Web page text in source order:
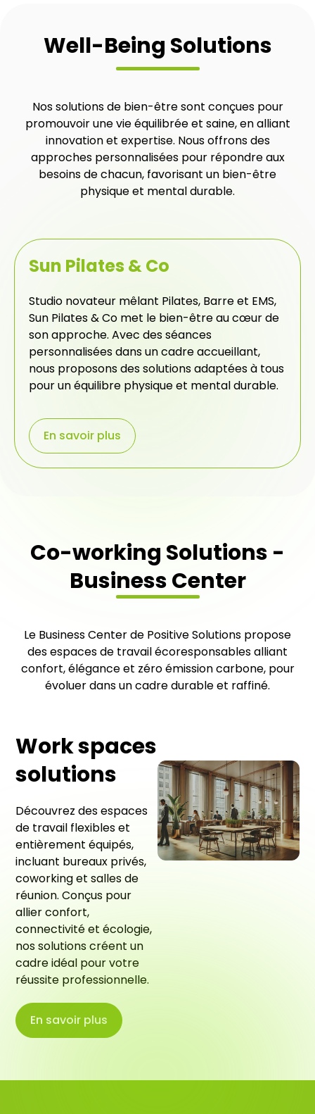
Well-Being Solutions
Nos solutions de bien-être sont conçues pour
promouvoir une vie équilibrée et saine, en alliant
innovation et expertise. Nous offrons des
approches personnalisées pour répondre aux
besoins de chacun, favorisant un bien-être
physique et mental durable.
Sun Pilates & Co
Studio novateur mêlant Pilates, Barre et EMS,
Sun Pilates & Co met le bien-être au cœur de
son approche. Avec des séances
personnalisées dans un cadre accueillant,
nous proposons des solutions adaptées à tous
pour un équilibre physique et mental durable.
En savoir plus
Co-working Solutions -
Business Center
Le Business Center de Positive Solutions propose
des espaces de travail écoresponsables alliant
confort, élégance et zéro émission carbone, pour
évoluer dans un cadre durable et raffiné.
Work spaces
solutions
Découvrez des espaces
de travail flexibles et
entièrement équipés,
incluant bureaux privés,
coworking et salles de
réunion. Conçus pour
allier confort,
connectivité et écologie,
nos solutions créent un
cadre idéal pour votre
réussite professionnelle.
En savoir plus